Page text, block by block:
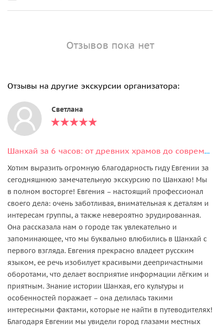
Отзывов пока нет
Отзывы на другие экскурсии организатора:
Светлана
Шанхай за 6 часов: от древних храмов до современных небоскрёбов
Хотим выразить огромную благодарность гиду Евгении за
сегодняшнюю замечательную экскурсию по Шанхаю! Мы
в полном восторге! Евгения – настоящий профессионал
своего дела: очень заботливая, внимательная к деталям и
интересам группы, а также невероятно эрудированная.
Она рассказала нам о городе так увлекательно и
запоминающее, что мы буквально влюбились в Шанхай с
первого взгляда. Евгения прекрасно владеет русским
языком, ее речь изобилует красивыми деепричастными
оборотами, что делает восприятие информации лёгким и
приятным. Знание истории Шанхая, его культуры и
особенностей поражает – она делилась такими
интересными фактами, которые не найти в путеводителях!
Благодаря Евгении мы увидели город глазами местных